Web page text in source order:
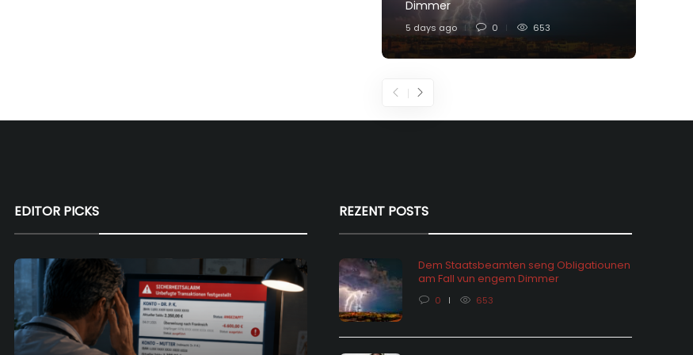
Dimmer
5 days ago 0 653
EDITOR PICKS REZENT POSTS
Dem Staatsbeamten seng Obligatiounen
am Fall vun engem Dimmer
0 653